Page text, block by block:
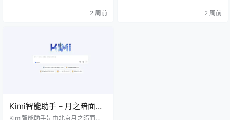
2 周前 2 周前
Kimi智能助手 – 月之暗面推
出的AI对话助手/自研 ‌K2 大
Kimi智能助手是由北京月之暗面